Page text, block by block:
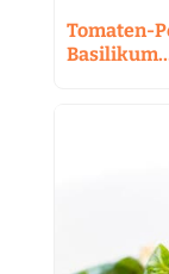
Tomaten-